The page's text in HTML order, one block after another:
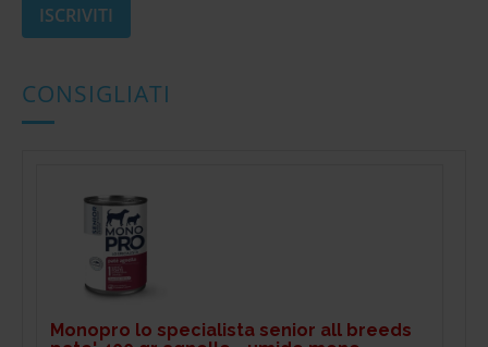
CONSIGLIATI
Monopro lo specialista senior all breeds